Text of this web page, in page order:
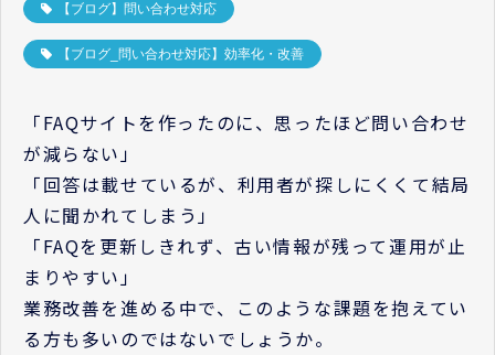
【ブログ】問い合わせ対応
【ブログ_問い合わせ対応】効率化・改善
「FAQサイトを作ったのに、思ったほど問い合わせ
が減らない」
「回答は載せているが、利用者が探しにくくて結局
人に聞かれてしまう」
「FAQを更新しきれず、古い情報が残って運用が止
まりやすい」
業務改善を進める中で、このような課題を抱えてい
る方も多いのではないでしょうか。